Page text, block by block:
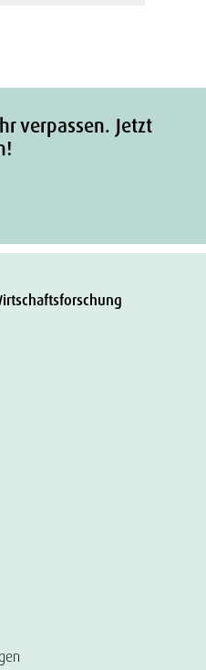
verpassen. Jetzt